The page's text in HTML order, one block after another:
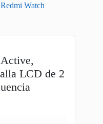
Watch
LCD de 2